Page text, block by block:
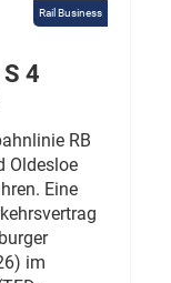
Rail Business
4
RB
Oldesloe
Eine
im